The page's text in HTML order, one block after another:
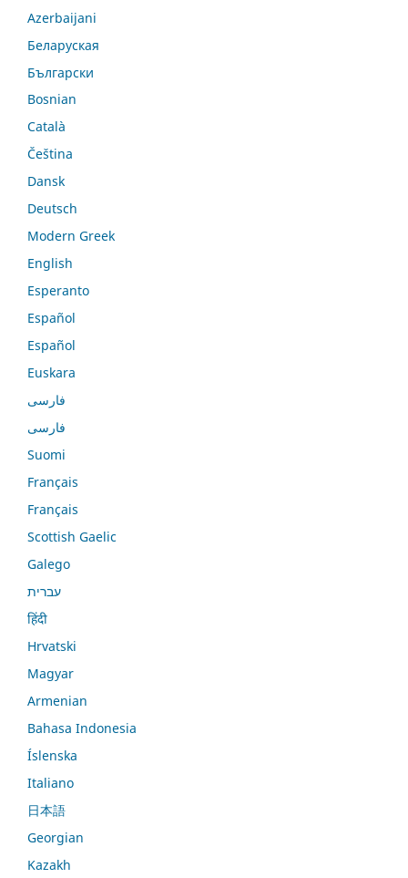
Azerbaijani
Беларуская
Български
Bosnian
Català
Čeština
Dansk
Deutsch
Modern Greek
English
Esperanto
Español
Español
Euskara
فارسی
فارسی
Suomi
Français
Français
Scottish Gaelic
Galego
עברית
हिंदी
Hrvatski
Magyar
Armenian
Bahasa Indonesia
Íslenska
Italiano
日本語
Georgian
Kazakh